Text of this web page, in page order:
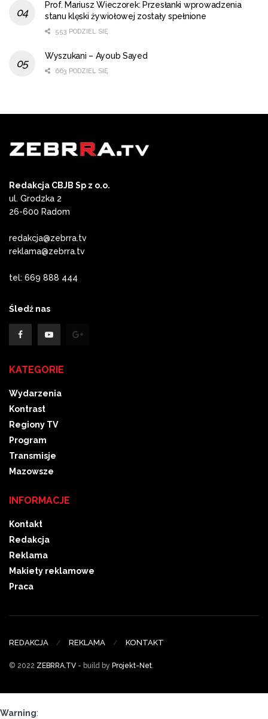
Prof. Mariusz Wieczorek: Przesłanki wprowadzenia
stanu klęski żywiołowej zostały spełnione
553 PODZIEL SIĘ
Wyszukani – Ayoub Sayed
663 PODZIEL SIĘ
Redakcja CBJB Sp z o.o.
ul. Grodzka 2
26-600 Radom
redakcja@zebrra.tv
reklama@zebrra.tv
tel: 669 888 444
Śledź nas
KATEGORIE
Wydarzenia
Kontrast
Regiony TV
Program
Transmisje
Mazowsze
INFORMACJE
Kontakt
Redakcja
Reklama
Makiety reklamowe
Praca
REDAKCJA REKLAMA KONTAKT
© 2022 ZEBRRA.TV - build by Projekt-Net.
Warning: